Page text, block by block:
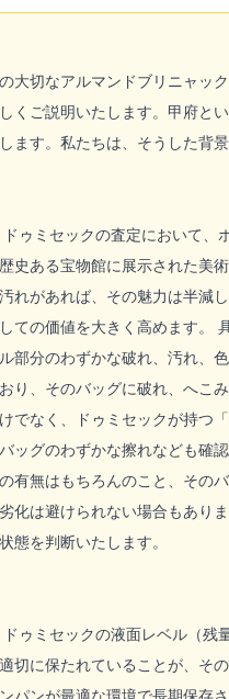
大切なアルマンドブリニャッ
くご説明いたします。甲府と
ます。私たちは、そうした背
ゥミセックの査定において
史ある宝物館に展示された美
れがあれば、その魅力は半減
ての価値を大きく高めます。
部分のわずかな破れ、汚れ、
り、そのバッグに破れ、へこ
でなく、ドゥミセックが持つ
ッグのわずかな擦れなども確
有無はもちろんのこと、その
化は避けられない場合もあり
態を判断いたします。
ゥミセックの液面レベル（
切に保たれていることが、そ
パンが最適な環境で長期保存